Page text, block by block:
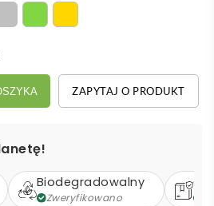
ZAPYTAJ O PRODUKT
Biodegradowalny
Zweryfikowano